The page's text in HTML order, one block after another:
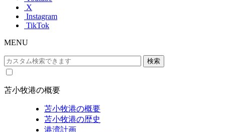
X
Instagram
TikTok
MENU
苫小牧港の概要
苫小牧港の概要
苫小牧港の歴史
港湾計画